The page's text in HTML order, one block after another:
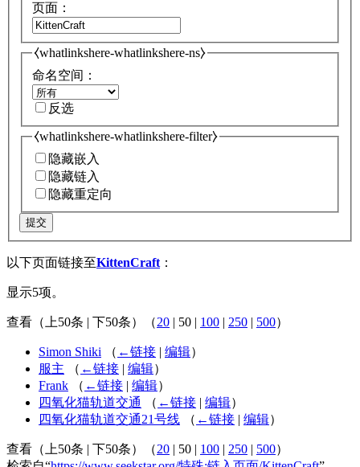
页面：
⧼whatlinkshere-whatlinkshere-ns⧽
命名空间：
反选
⧼whatlinkshere-whatlinkshere-filter⧽
隐藏嵌入
隐藏链入
隐藏重定向
提交
以下页面链接至KittenCraft ：
显示5项。
查看（ 上50条 | 下50条）（20 | 50 | 100 | 250 | 500）
Simon Shiki （ ←链接 | 编辑）
服主
（ ←链接 | 编辑）
Frank
（ ←链接 | 编辑）
四氧化猫轨道交通
（ ←链接 | 编辑）
四氧化猫轨道交通21号线
（ ←链接 | 编辑）
查看（ 上50条 | 下50条）（20 | 50 | 100 | 250 | 500）